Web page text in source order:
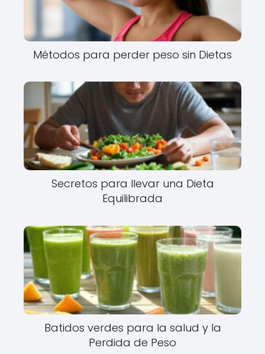
Métodos para perder peso sin Dietas
Secretos para llevar una Dieta
Equilibrada
Batidos verdes para la salud y la
Perdida de Peso